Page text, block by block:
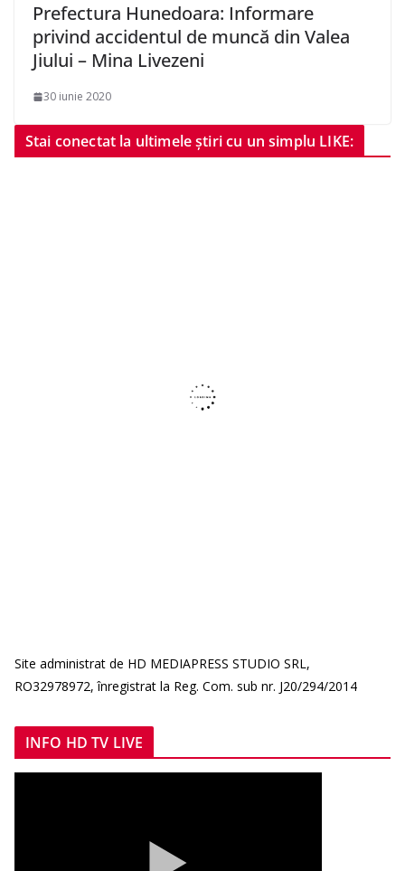
Prefectura Hunedoara: Informare
privind accidentul de muncă din Valea
Jiului – Mina Livezeni
30 iunie 2020
Stai conectat la ultimele știri cu un simplu LIKE:
Site administrat de HD MEDIAPRESS STUDIO SRL,
RO32978972, înregistrat la Reg. Com. sub nr. J20/294/2014
INFO HD TV LIVE